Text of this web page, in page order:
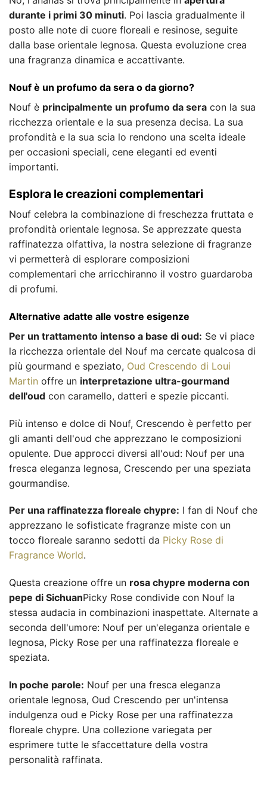
durante i primi 30 minuti. Poi lascia gradualmente il
posto alle note di cuore floreali e resinose, seguite
dalla base orientale legnosa. Questa evoluzione crea
una fragranza dinamica e accattivante.
Nouf è un profumo da sera o da giorno?
Nouf è principalmente un profumo da sera con la sua
ricchezza orientale e la sua presenza decisa. La sua
profondità e la sua scia lo rendono una scelta ideale
per occasioni speciali, cene eleganti ed eventi
importanti.
Esplora le creazioni complementari
Nouf celebra la combinazione di freschezza fruttata e
profondità orientale legnosa. Se apprezzate questa
raffinatezza olfattiva, la nostra selezione di fragranze
vi permetterà di esplorare composizioni
complementari che arricchiranno il vostro guardaroba
di profumi.
Alternative adatte alle vostre esigenze
Per un trattamento intenso a base di oud: Se vi piace
la ricchezza orientale del Nouf ma cercate qualcosa di
più gourmand e speziato, Oud Crescendo di Loui
Martin offre un interpretazione ultra-gourmand
dell'oud con caramello, datteri e spezie piccanti.
Più intenso e dolce di Nouf, Crescendo è perfetto per
gli amanti dell'oud che apprezzano le composizioni
opulente. Due approcci diversi all'oud: Nouf per una
fresca eleganza legnosa, Crescendo per una speziata
gourmandise.
Per una raffinatezza floreale chypre: I fan di Nouf che
apprezzano le sofisticate fragranze miste con un
tocco floreale saranno sedotti da Picky Rose di
Fragrance World.
Questa creazione offre un rosa chypre moderna con
pepe di SichuanPicky Rose condivide con Nouf la
stessa audacia in combinazioni inaspettate. Alternate a
seconda dell'umore: Nouf per un'eleganza orientale e
legnosa, Picky Rose per una raffinatezza floreale e
speziata.
In poche parole: Nouf per una fresca eleganza
orientale legnosa, Oud Crescendo per un'intensa
indulgenza oud e Picky Rose per una raffinatezza
floreale chypre. Una collezione variegata per
esprimere tutte le sfaccettature della vostra
personalità raffinata.